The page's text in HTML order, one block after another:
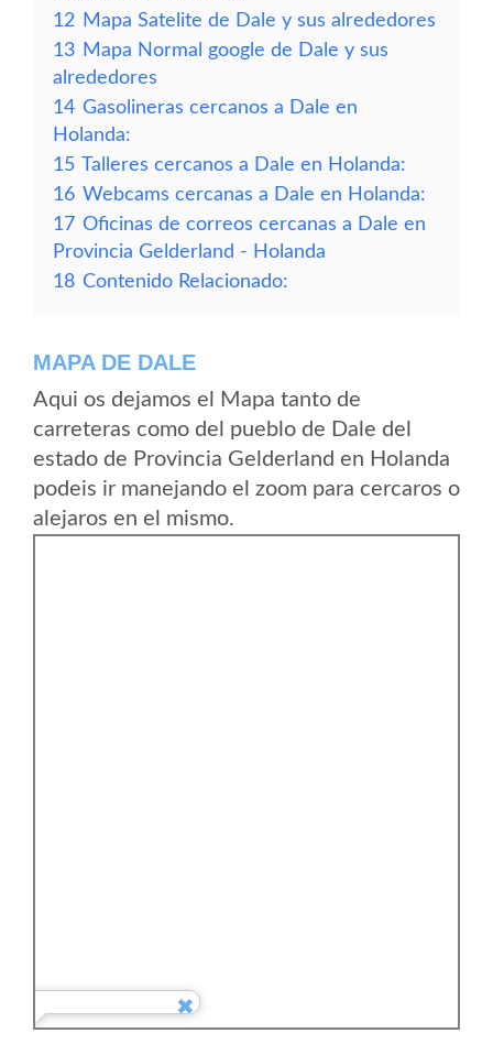
12 Mapa Satelite de Dale y sus alrededores
13 Mapa Normal google de Dale y sus
alrededores
14 Gasolineras cercanos a Dale en
Holanda:
15 Talleres cercanos a Dale en Holanda:
16 Webcams cercanas a Dale en Holanda:
17 Oficinas de correos cercanas a Dale en
Provincia Gelderland - Holanda
18 Contenido Relacionado:
MAPA DE DALE
Aqui os dejamos el Mapa tanto de
carreteras como del pueblo de Dale del
estado de Provincia Gelderland en Holanda
podeis ir manejando el zoom para cercaros o
alejaros en el mismo.